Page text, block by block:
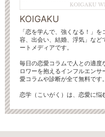
KOIGAKU
KOIGAKU
「恋を学んで、強くなる！」
容、出会い、結婚、浮気」な
ートメディアです。
毎日の恋愛コラムで人との適
ロワーを抱えるインフルエン
愛コラムや診断が全て無料です。
恋学（こいがく）は、恋愛に悩